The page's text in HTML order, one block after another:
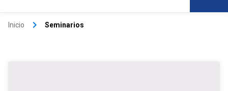
Inicio keyboard_arrow_right Seminarios